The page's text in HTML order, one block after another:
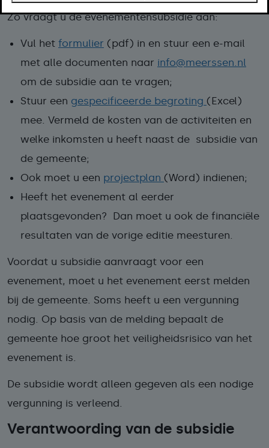
Zo vraagt u de evenementensubsidie aan:
Vul het formulier (pdf) in en stuur een e-mail
met alle documenten naar info@meerssen.nl
om de subsidie aan te vragen;
Stuur een gespecificeerde begroting (Excel)
mee. Vermeld de kosten van de activiteiten en
welke inkomsten u heeft naast de subsidie van
de gemeente;
Ook moet u een projectplan (Word) indienen;
Heeft het evenement al eerder
plaatsgevonden? Dan moet u ook de financiële
resultaten van de vorige editie meesturen.
Voordat u subsidie aanvraagt voor een
evenement, moet u het evenement eerst melden
bij de gemeente. Soms heeft u een vergunning
nodig. Op basis van de melding bepaalt de
gemeente hoe groot het veiligheidsrisico van het
evenement is.
De subsidie wordt alleen gegeven als een nodige
vergunning is verleend.
Verantwoording van de subsidie